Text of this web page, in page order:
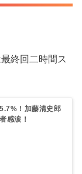
終回二時間ス
！加藤清史郎
感涙！